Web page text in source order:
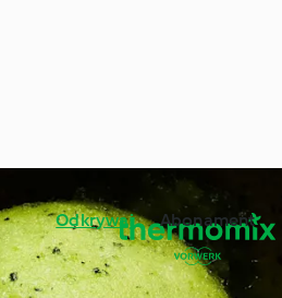
Odkrywaj Abonament